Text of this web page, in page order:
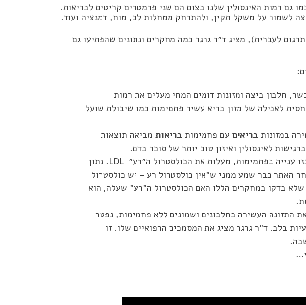
גם רמות האינסולין שלנו בצום הם שני פרמטרים קריטים לבריאות.
לשמור על משקל תקין, ולהתרחק ממחלות לב, מוח, דמנציה ועוד.
לעברית), מציג ד״ר גרגר כמה מחקרים ונתונים שהפתיעו גם
חלבון ביצה ומזונות דומים המחי מעלים את רמות
לאכילה של מזון בריא עשיר פחמימות כמו שיבולת שועל
במזונות בריאים עם פחמימות בריאות מביאה תוצאות
לאינסולין ואיזון טוב יותר של סוכר בדם.
גם תזונה של אדם הקדמון, וגם כזו ענייה בפחמימות, מעלות את הכולסטרול ה״רע״ LDL. נתון
האתר כבר שמע ממני ש״אין כולסטרול רע – יש כולסטרול
שלא בדקו במחקרים הללו האם הכולסטרול ה״רע״ שעלה, הוא
התזונה העשירה בחלבונים ושמונים ללא פחמימות, נפטר
בלב. ד״ר גרגר מציג את המסמכים הרפואיים שלו. זו